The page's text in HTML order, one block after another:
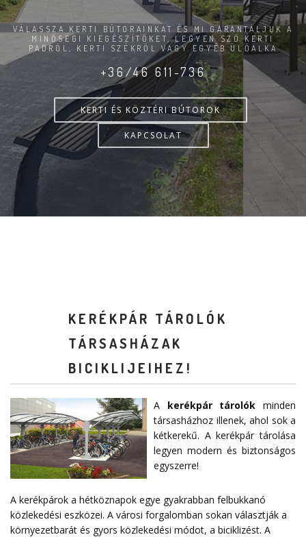
VÁLASSZA KERTI BÚTORAINKAT ÉS MI GARANTÁLJUK A
MINŐSÉGI KIEGÉSZÍTŐKET, LEGYEN SZÓ KERTI
PADRÓL, KERTI SZÉKRŐL VAGY EGYÉB ÜLŐALKA
+36/46 611-736
KERTI ÉS KÖZTÉRI BÚTOROK
KAPCSOLAT
KERÉKPÁR TÁROLÓK
TÁRSASHÁZAK
BICIKLIJEIHEZ!
A kerékpár tárolók minden
társasházhoz illenek, ahol sok a
kétkerekű. A kerékpár tárolása
legyen modern és biztonságos
egyszerre!
A kerékpárok a hétköznapok egye gyakrabban felbukkanó
közlekedési eszközei. A városi forgalomban sokan választják a
környezetbarát és gyors közlekedési módot, a biciklizést. A